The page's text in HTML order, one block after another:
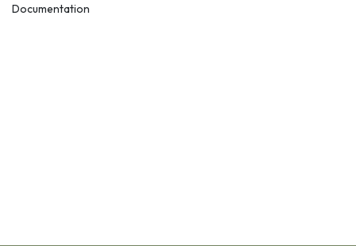
Documentation